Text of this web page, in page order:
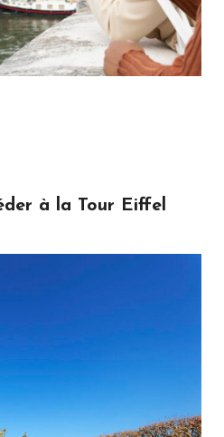
à la Tour Eiffel